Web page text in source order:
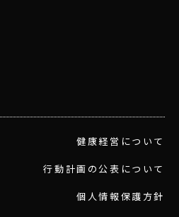
健康経営について
行動計画の公表について
個人情報保護方針